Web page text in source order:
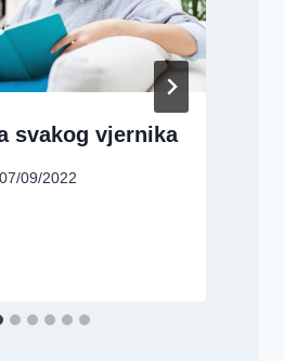
svakog vjernika
07/09/2022